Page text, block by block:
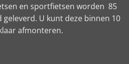
en sportfietsen worden 85
U kunt deze binnen 10
afmonteren.